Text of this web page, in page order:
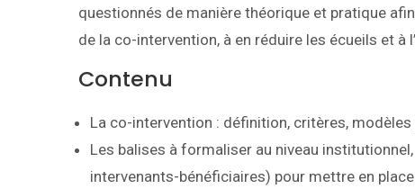
questionnés de manière théorique et pratique
de la co-intervention, à en réduire les écueils et
Contenu
La co-intervention : définition, critères,
Les balises à formaliser au niveau
intervenants-bénéficiaires) pour mettre en